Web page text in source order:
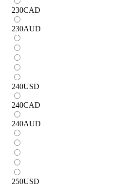
230CAD
230AUD
240USD
240CAD
240AUD
250USD